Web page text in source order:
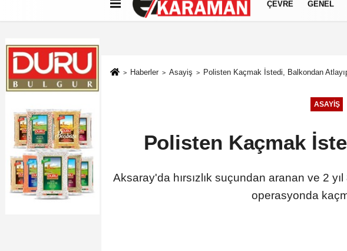
Künye İletişim Çerez Politikası Gizlilik İlkeleri
ÇEVRE GENEL
Haberler Asayiş Polisten Kaçmak İstedi, Balkondan
ASAYIŞ
Polisten Kaçmak
Aksaray'da hırsızlık suçundan aranan ve 2
operasyonda